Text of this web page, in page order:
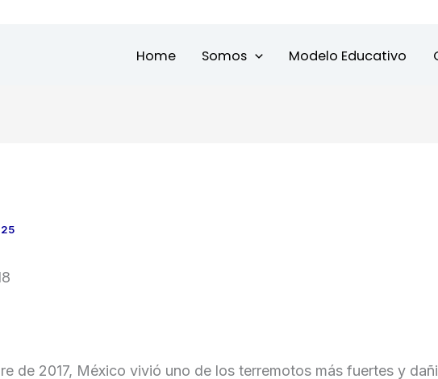
Home Somos Modelo Educativo
de 2017, México vivió uno de los terremotos más fuertes y